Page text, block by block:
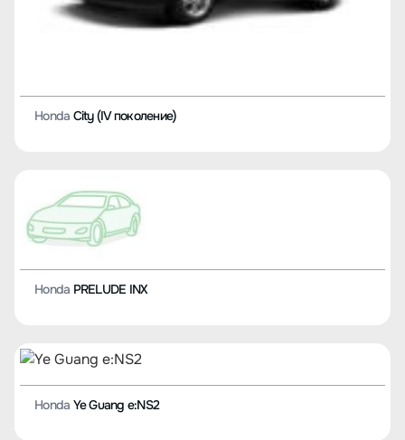
Honda City (IV поколение)
Honda PRELUDE INX
Honda Ye Guang e:NS2